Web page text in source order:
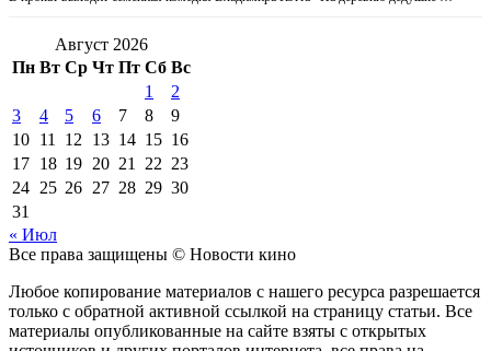
Август 2026
Пн Вт Ср Чт Пт Сб Вс
1
2
3
4 5 6 7 8
9
10 11 12 13 14 15 16
17 18 19 20 21 22 23
24 25 26 27 28 29 30
31
« Июл
Все права защищены © Новости кино
Любое копирование материалов с нашего ресурса разрешается
только с обратной активной ссылкой на страницу статьи. Все
материалы опубликованные на сайте взяты с открытых